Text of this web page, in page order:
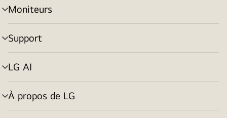
Moniteurs
menu
déroulant
Support
menu
déroulant
LG AI
menu
déroulant
À propos de LG
menu
déroulant